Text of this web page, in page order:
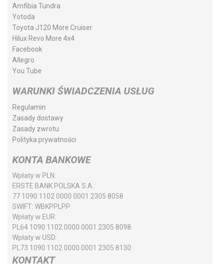
Amfibia Tundra
Yotoda
Toyota J120 More Cruiser
Hilux Revo More 4x4
Facebook
Allegro
You Tube
WARUNKI ŚWIADCZENIA USŁUG
Regulamin
Zasady dostawy
Zasady zwrotu
Polityka prywatności
KONTA BANKOWE
Wpłaty w PLN:
ERSTE BANK POLSKA S.A.:
77 1090 1102 0000 0001 2305 8058
SWIFT: WBKPPLPP
Wpłaty w EUR:
PL64 1090 1102 0000 0001 2305 8098
Wpłaty w USD:
PL73 1090 1102 0000 0001 2305 8130
KONTAKT